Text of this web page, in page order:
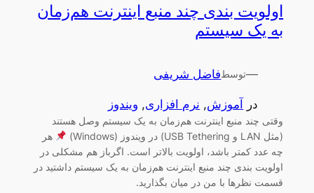
اولویت بندی چند منبع اینترنت هم‌زمان
به یک سیستم
—توسطفاضل شریفی
در آموزش, نرم افزاری, ویندوز
وقتی چند منبع اینترنت هم‌زمان به یک سیستم وصل هستند
(مثل LAN و USB Tethering) در ویندوز (Windows)
هر
چه عدد کمتر باشد، اولویت بالاتر است. اگرباز هم مشکلی در
اولویت بندی چند منبع اینترنت هم‌زمان به یک سیستم داشتید در
قسمت نظرها با من در میان بگذارید.